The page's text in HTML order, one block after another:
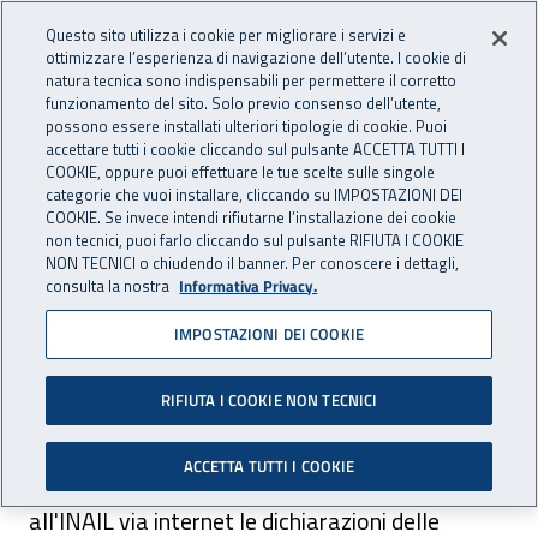
INAIL - Istituto Nazionale
Apri cerca
Navigazione principale
Navigazione - Ti trovi in:
Home Inail comunica Avvisi
Autoliquidazione 2008
Entro il 16 marzo devono essere inoltrate
all'INAIL via internet le dichiarazioni delle
Entro il 16 marzo devono essere inoltrate
all'INAIL via internet le dichiarazioni delle
Questo sito utilizza i cookie per migliorare i servizi e
ottimizzare l’esperienza di navigazione dell’utente. I cookie di
natura tecnica sono indispensabili per permettere il corretto
funzionamento del sito. Solo previo consenso dell’utente,
possono essere installati ulteriori tipologie di cookie. Puoi
accettare tutti i cookie cliccando sul pulsante ACCETTA TUTTI I
COOKIE, oppure puoi effettuare le tue scelte sulle singole
categorie che vuoi installare, cliccando su IMPOSTAZIONI DEI
COOKIE. Se invece intendi rifiutarne l’installazione dei cookie
non tecnici, puoi farlo cliccando sul pulsante RIFIUTA I COOKIE
NON TECNICI o chiudendo il banner. Per conoscere i dettagli,
consulta la nostra Informativa Privacy.
IMPOSTAZIONI DEI COOKIE
RIFIUTA I COOKIE NON TECNICI
ACCETTA TUTTI I COOKIE